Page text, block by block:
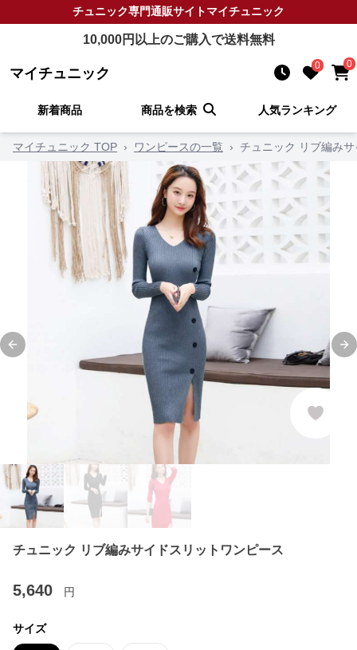
チュニック専門通販サイトマイチュニック
10,000円以上のご購入で送料無料
マイチュニック 0 0
新着商品 商品を検索 人気ランキング
マイチュニック TOP › ワンピースの一覧 › チュニック リブ編み
Previous slide
チュニック リブ編みサイドスリットワンピース
5,640 円
サイズ